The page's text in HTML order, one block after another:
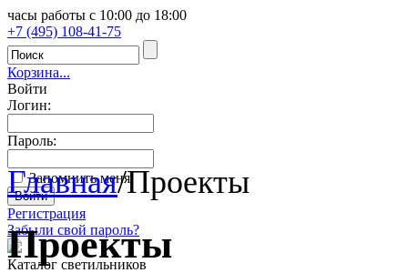
часы работы с 10:00 до 18:00
+7 (495) 108-41-75
Корзина...
Войти
Логин:
Пароль:
Запомнить меня
Регистрация
Забыли свой пароль?
Каталог светильников
Главная/Проекты
Проекты